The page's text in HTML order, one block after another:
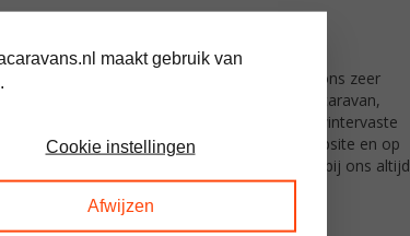
VELUWE
en chalets voor op de Veluwe is bij ons zeer
de voorkeur geniet van een grote, brede stacaravan,
beglazing, enkele beglazing of juist een wintervaste
probleem. Naast het aanbod hier op de website en op
hebben wij ook vele connecties waardoor u bij ons altijd
verkrijgt.
maakt gebruik van
Cookie instellingen
Afwijzen